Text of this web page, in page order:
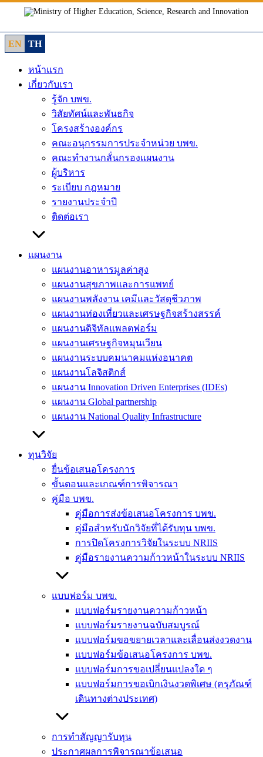
content
EN
TH
หน้าแรก
เกี่ยวกับเรา
รู้จัก บพข.
วิสัยทัศน์และพันธกิจ
โครงสร้างองค์กร
คณะอนุกรรมการประจำหน่วย บพข.
คณะทำงานกลั่นกรองแผนงาน
ผู้บริหาร
ระเบียบ กฎหมาย
รายงานประจำปี
ติดต่อเรา
แผนงาน
แผนงานอาหารมูลค่าสูง
แผนงานสุขภาพและการแพทย์
แผนงานพลังงาน เคมีและวัสดุชีวภาพ
แผนงานท่องเที่ยวและเศรษฐกิจสร้างสรรค์
แผนงานดิจิทัลแพลตฟอร์ม
แผนงานเศรษฐกิจหมุนเวียน
แผนงานระบบคมนาคมแห่งอนาคต
แผนงานโลจิสติกส์
แผนงาน Innovation Driven Enterprises (IDEs)
แผนงาน Global partnership
แผนงาน National Quality Infrastructure
ทุนวิจัย
ยื่นข้อเสนอโครงการ
ขั้นตอนและเกณฑ์การพิจารณา
คู่มือ บพข.
คู่มือการส่งข้อเสนอโครงการ บพข.
คู่มือสำหรับนักวิจัยที่ได้รับทุน บพข.
การปิดโครงการวิจัยในระบบ NRIIS
คู่มือรายงานความก้าวหน้าในระบบ NRIIS
แบบฟอร์ม บพข.
แบบฟอร์มรายงานความก้าวหน้า
แบบฟอร์มรายงานฉบับสมบูรณ์
แบบฟอร์มขอขยายเวลาและเลื่อนส่งงวดงาน
แบบฟอร์มข้อเสนอโครงการ บพข.
แบบฟอร์มการขอเปลี่ยนแปลงใด ๆ
แบบฟอร์มการขอเบิกเงินงวดพิเศษ (ครุภัณฑ์
เดินทางต่างประเทศ)
การทำสัญญารับทุน
ประกาศผลการพิจารณาข้อเสนอ